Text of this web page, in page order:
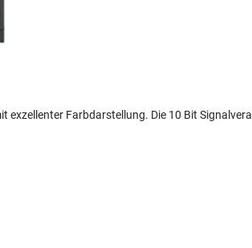
exzellenter Farbdarstellung. Die 10 Bit